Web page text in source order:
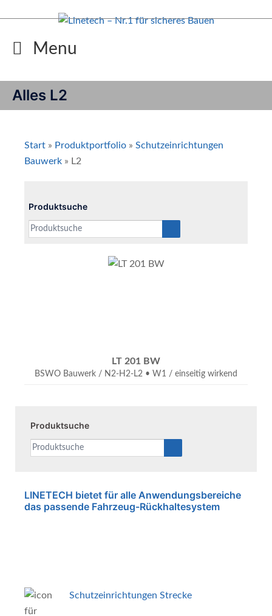
Menu
Alles L2
Start » Produktportfolio » Schutzeinrichtungen
Bauwerk » L2
Produktsuche
LT 201 BW
BSWO Bauwerk / N2-H2-L2 • W1 / einseitig wirkend
Produktsuche
LINETECH bietet für alle Anwendungsbereiche
das passende Fahrzeug-Rückhaltesystem
Schutzeinrichtungen Strecke